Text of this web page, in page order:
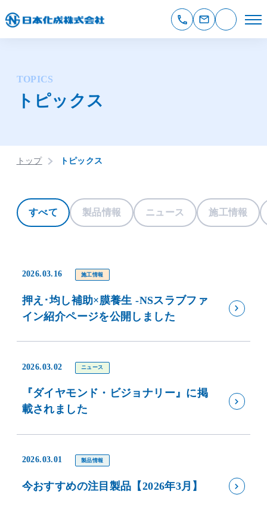
TOPICS
トピックス
トップ トピックス
すべて 製品情報 ニュース 施工情報
2026.03.16 施工情報
押え･均し補助×膜養生 -NSスラブファ
イン紹介ページを公開しました
2026.03.02 ニュース
『ダイヤモンド・ビジョナリー』に掲
載されました
2026.03.01 製品情報
今おすすめの注目製品【2026年3月】